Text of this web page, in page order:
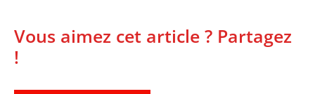
Vous aimez cet article ? Partagez
!